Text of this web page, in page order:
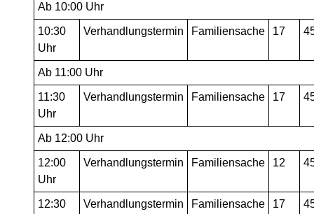
Ab 10:00 Uhr
10:30
Uhr
Verhandlungstermin Familiensache 17
Ab 11:00 Uhr
11:30
Uhr
Verhandlungstermin Familiensache 17
Ab 12:00 Uhr
12:00
Uhr
Verhandlungstermin Familiensache 12
12:30
Verhandlungstermin Familiensache 17